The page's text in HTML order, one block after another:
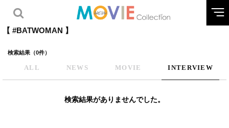
【 #BATWOMAN 】
検索結果（0件）
ALL NEWS MOVIE INTERVIEW
検索結果がありませんでした。